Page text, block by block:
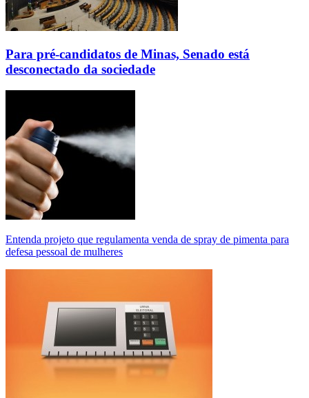
Para pré-candidatos de Minas, Senado está
desconectado da sociedade
Entenda projeto que regulamenta venda de spray de pimenta para
defesa pessoal de mulheres